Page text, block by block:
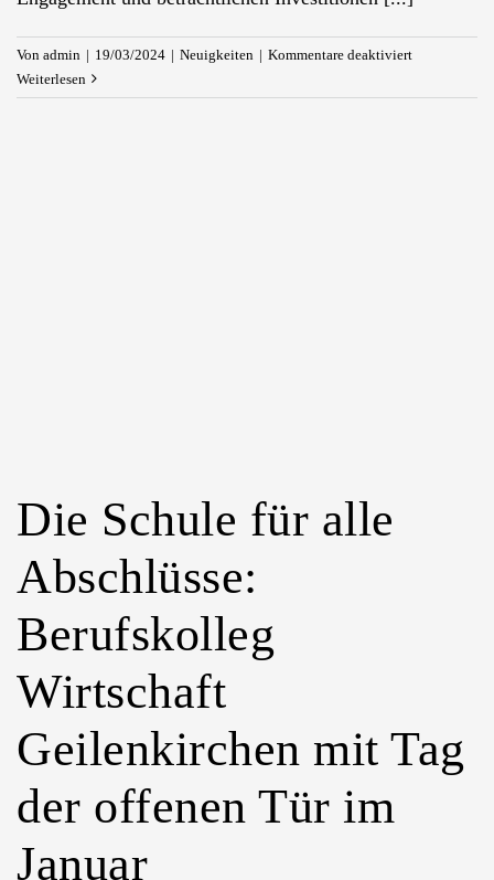
Von admin | 19/03/2024 | Neuigkeiten | Kommentare deaktiviertfür
verschönern
Weiterlesen
Die Schule für alle
Abschlüsse:
Berufskolleg
Wirtschaft
Geilenkirchen mit Tag
der offenen Tür im
Januar